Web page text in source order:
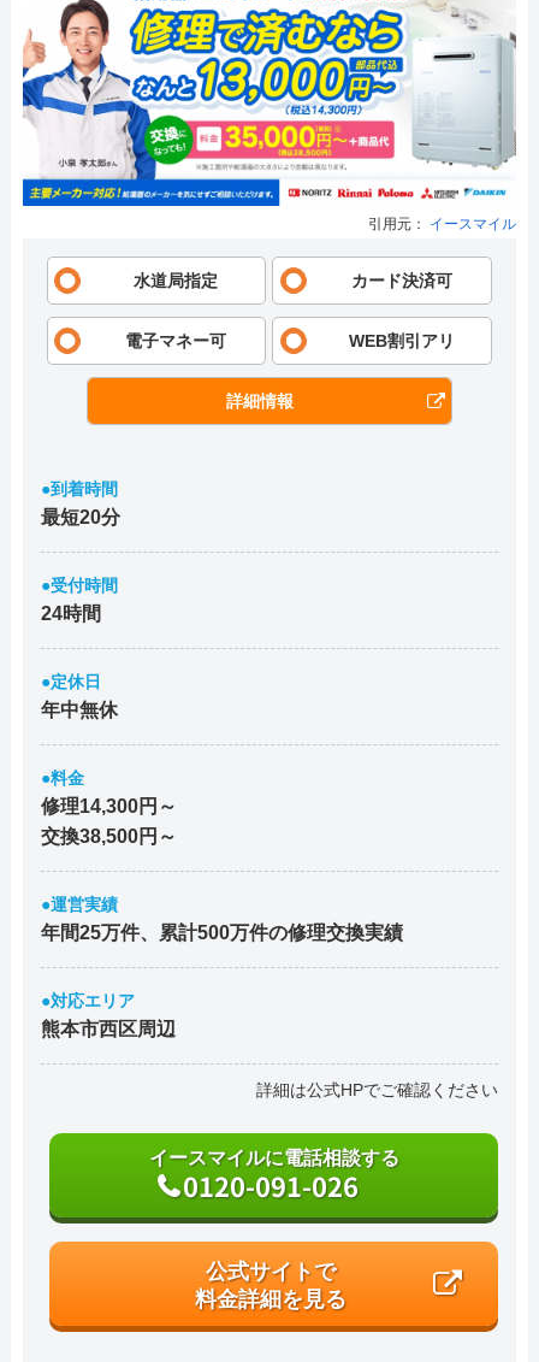
引用元： イースマイル
水道局指定 カード決済可
電子マネー可 WEB割引アリ
詳細情報
●到着時間
最短20分
●受付時間
24時間
●定休日
年中無休
●料金
修理14,300円～
交換38,500円～
●運営実績
年間25万件、累計500万件の修理交換実績
●対応エリア
熊本市西区周辺
詳細は公式HPでご確認ください
イースマイルに電話相談する
0120-091-026
公式サイトで
料金詳細を見る